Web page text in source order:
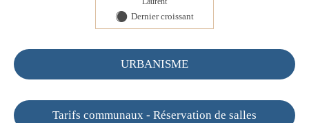
Y Dernier croissant
URBANISME
Tarifs communaux - Réservation de salles